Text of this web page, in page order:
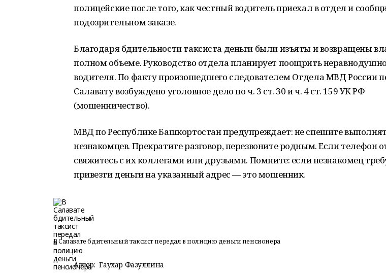
полицейские после того, как честный водитель приехал в отдел и
подозрительном заказе.
Благодаря бдительности таксиста деньги были изъяты и возвращены
полном объеме. Руководство отдела планирует поощрить
водителя. По факту произошедшего следователем Отдела МВД России
Салавату возбуждено уголовное дело по ч. 3 ст. 30 и ч. 4 ст. 159 УК РФ
(мошенничество).
МВД по Республике Башкортостан предупреждает: не спешите
незнакомцев. Прекратите разговор, перезвоните родным. Если телефон
свяжитесь с их коллегами или друзьями. Помните: если незнакомец
привезти деньги на указанный адрес — это мошенник.
В Салавате бдительный таксист передал в полицию деньги пенсионера
Автор: Гаухар Фазуллина